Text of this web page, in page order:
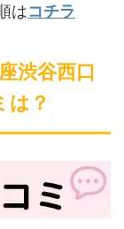
はコチラ
渋谷西口
は？